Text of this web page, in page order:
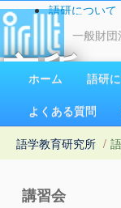
一般財団
究所
1923
語研について
お問い合わせ
ホーム 語研
よくある質問
語学教育研究所 /
講習会